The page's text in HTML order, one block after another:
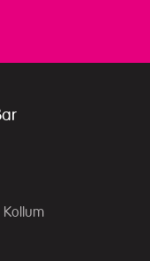
Kollum